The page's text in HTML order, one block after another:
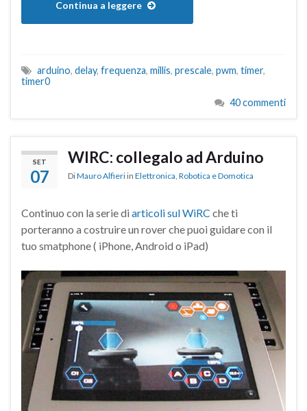
Continua a leggere
arduino, delay, frequenza, millis, prescale, pwm, timer,
timer0
40 commenti
SET
07
WIRC: collegalo ad Arduino
DiMauro Alfieri in Elettronica, Robotica e Domotica
Continuo con la serie di articoli sul WiRC che ti
porteranno a costruire un rover che puoi guidare con il
tuo smatphone ( iPhone, Android o iPad)